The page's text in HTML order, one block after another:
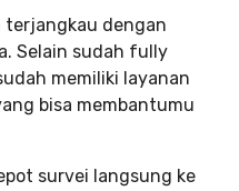
terjangkau dengan
Selain sudah fully
memiliki layanan
bisa membantumu
survei langsung ke